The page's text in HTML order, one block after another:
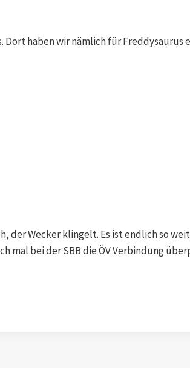
Dort haben wir nämlich für Freddysaurus
der Wecker klingelt. Es ist endlich so
mal bei der SBB die ÖV Verbindung